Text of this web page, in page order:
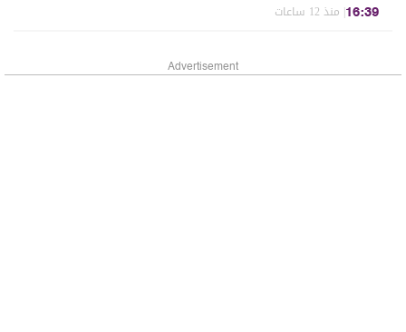
16:39| منذ 12 ساعات
Advertisement